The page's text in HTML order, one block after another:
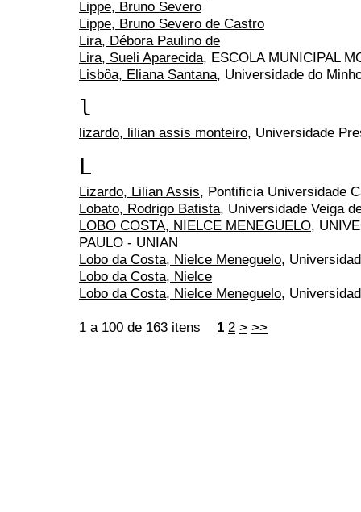
Lippe, Bruno Severo
Lippe, Bruno Severo de Castro
Lira, Débora Paulino de
Lira, Sueli Aparecida, ESCOLA MUNICIPAL
Lisbôa, Eliana Santana, Universidade do
l
lizardo, lilian assis monteiro, Universidade
L
Lizardo, Lilian Assis, Pontificia Universidade
Lobato, Rodrigo Batista, Universidade Veiga
LOBO COSTA, NIELCE MENEGUELO,
PAULO - UNIAN
Lobo da Costa, Nielce Meneguelo,
Lobo da Costa, Nielce
Lobo da Costa, Nielce Meneguelo,
1 a 100 de 163 itens 1 2 > >>